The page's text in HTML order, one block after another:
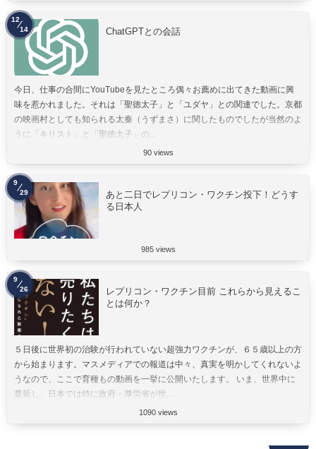
ChatGPTとの会話
今日、仕事の合間にYouTubeを見たところ偶々お薦めに出てきた動画に興
味を惹かれました。それは「聖徳太子」と「ユダヤ」との関連でした。京都
の映画村としても知られる太秦（うずまさ）に関したものでしたが当然のよ
うに「キリスト」と「聖徳太子」の...
90 views
12
14
あと二日でレプリコン・ワクチン投下！どうす
る日本人
985 views
9
29
レプリコン・ワクチン目前 これらから見えるこ
とは何か？
５日後に世界初の治験が行われていない超強力ワクチンが、６５歳以上の方
から始まります。マスメディアでの報道は中々、真実を明かしてくれないよ
うなので、ここで育種もの動画を一挙に公開いたします。 いま、世界中に
蔓延し、日本では特に政府・厚労省が世...
1090 views
9
26